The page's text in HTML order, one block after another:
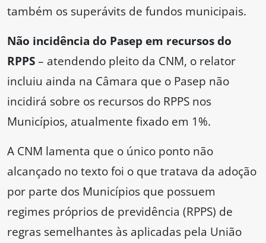
também os superávits de fundos municipais.
Não incidência do Pasep em recursos do
RPPS– atendendo pleito da CNM, o relator
incluiu ainda na Câmara que o Pasep não
incidirá sobre os recursos do RPPS nos
Municípios, atualmente fixado em 1%.
A CNM lamenta que o único ponto não
alcançado no texto foi o que tratava da adoção
por parte dos Municípios que possuem
regimes próprios de previdência (RPPS) de
regras semelhantes às aplicadas pela União